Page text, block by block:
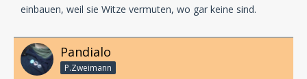
einbauen, weil sie Witze vermuten, wo gar keine sind.
Pandialo
P.Zweimann